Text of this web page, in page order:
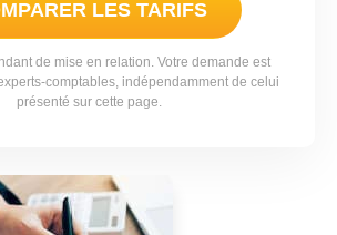
LES TARIFS
de mise en relation. Votre demande est
comptables, indépendamment de celui
présenté sur cette page.